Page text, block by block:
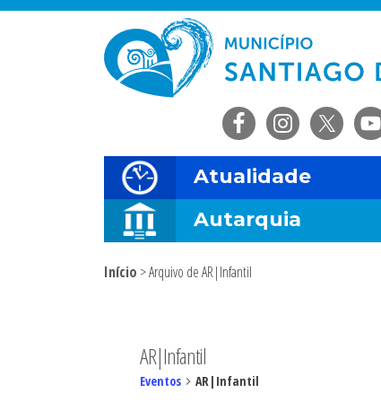
Saltar
Skip
Saltar
Saltar
Atualidade
Autarquia
Início > Arquivo de AR|Infantil
AR|Infantil
Eventos AR|Infantil